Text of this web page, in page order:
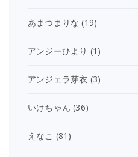
あまつまりな (19)
アンジーひより (1)
アンジェラ芽衣 (3)
いけちゃん (36)
えなこ (81)